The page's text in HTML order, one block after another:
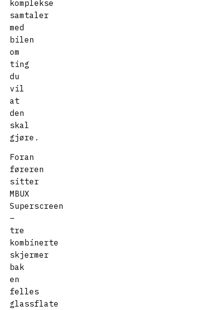
komplekse
samtaler
med
bilen
om
ting
du
vil
at
den
skal
gjøre.
Foran
føreren
sitter
MBUX
Superscreen
–
tre
kombinerte
skjermer
bak
en
felles
glassflate